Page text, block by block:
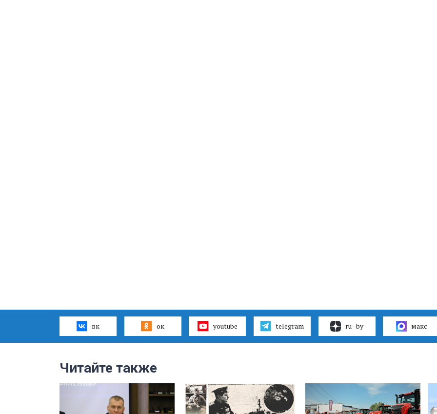
вк ок youtube telegram ru–by макс
Читайте также